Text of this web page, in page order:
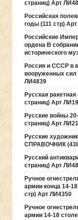
страниц) Арт
Российская
годы (111 стр)
Российские
ордена В
исторического
Россия и СССР в
вооруженных сил
ЛИ4839
Русская
страниц) Арт
Русские войны
страниц) Арт
Русские
СПРАВОЧНИК (438
Русский
страниц) Арт
Ручное
армии конца 14-
стр) Арт ЛИ4350
Ручное
армии 14-18